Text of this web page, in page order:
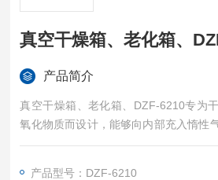
真空干燥箱、老化箱、
产品简介
真空干燥箱、老化箱、DZF-6210专为
氧化物质而设计，能够向内部充入惰性
杂的物品也能进行快速干燥,适合工矿企
产品型号：DZF-6210